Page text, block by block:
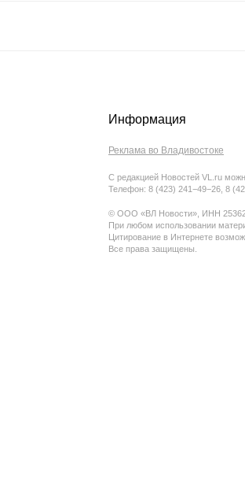
Информация
Реклама во Владивостоке
С редакцией Новостей VL.ru
Телефон: 8 (423) 241−49−26, 8
© ООО «ВЛ Новости», ИНН
При любом использовании
Цитирование в Интернете
Все права защищены.